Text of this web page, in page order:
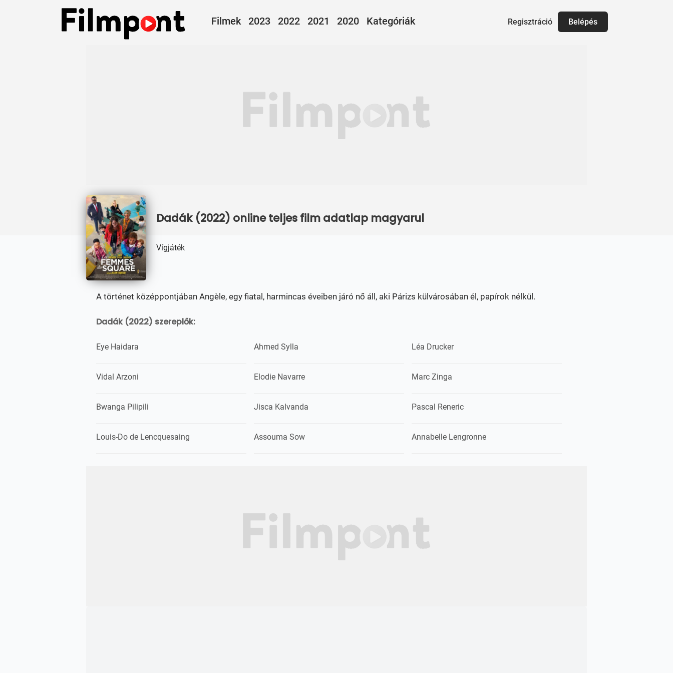
Filmek 2023 2022 2021 2020 Kategóriák Belépés
Regisztráció
Dadák (2022) online teljes film adatlap magyarul
Vígjáték
A történet középpontjában Angèle, egy fiatal, harmincas éveiben járó nő áll, aki Párizs külvárosában él, papírok nélkül.
Dadák (2022) szereplők:
Eye Haidara Ahmed Sylla Léa Drucker
Vidal Arzoni Elodie Navarre Marc Zinga
Bwanga Pilipili Jisca Kalvanda Pascal Reneric
Louis-Do de Lencquesaing Assouma Sow Annabelle Lengronne